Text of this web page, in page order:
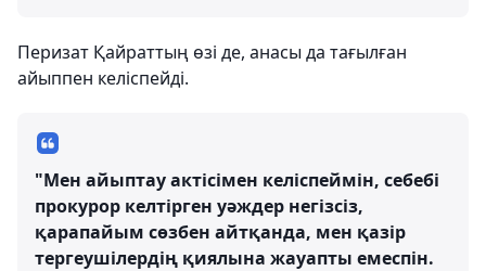
Перизат Қайраттың өзі де, анасы да тағылған
айыппен келіспейді.
"Мен айыптау актісімен келіспеймін, себебі
прокурор келтірген уәждер негізсіз,
қарапайым сөзбен айтқанда, мен қазір
тергеушілердің қиялына жауапты емеспін.